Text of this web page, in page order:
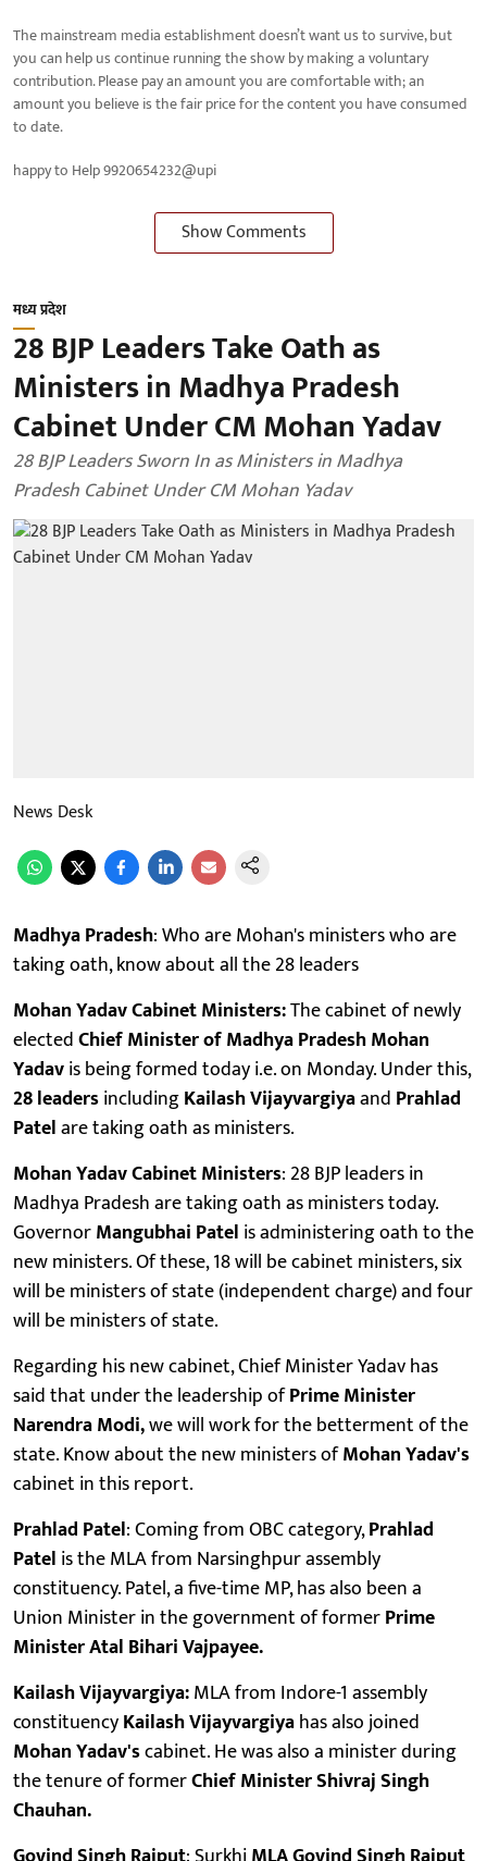
The mainstream media establishment doesn’t want us to survive, but
you can help us continue running the show by making a voluntary
contribution. Please pay an amount you are comfortable with; an
amount you believe is the fair price for the content you have consumed
to date.
happy to Help 9920654232@upi
Show Comments
मध्य प्रदेश
28 BJP Leaders Take Oath as
Ministers in Madhya Pradesh
Cabinet Under CM Mohan Yadav
28 BJP Leaders Sworn In as Ministers in Madhya
Pradesh Cabinet Under CM Mohan Yadav
News Desk
Madhya Pradesh: Who are Mohan's ministers who are
taking oath, know about all the 28 leaders
Mohan Yadav Cabinet Ministers:The cabinet of newly
electedChiefMinister of Madhya Pradesh Mohan
Yadavis being formed today i.e. on Monday. Under this,
28 leadersincludingKailash Vijayvargiyaand Prahlad
Patelare taking oath as ministers.
Mohan Yadav Cabinet Ministers: 28 BJP leaders in
Madhya Pradesh are taking oath as ministers today.
GovernorMangubhai Patel is administering oath to the
new ministers. Of these, 18 will be cabinet ministers, six
will be ministers of state (independent charge) and four
will be ministers of state.
Regarding his new cabinet, Chief Minister Yadav has
said that under the leadership ofPrime Minister
Narendra Modi,we will work for the betterment of the
state. Know about the new ministers ofMohan Yadav's
cabinet in this report.
Prahlad Patel: Coming from OBC category,Prahlad
Patel is the MLA from Narsinghpur assembly
constituency. Patel, a five-time MP, has also been a
Union Minister in the government of formerPrime
Minister Atal Bihari Vajpayee.
Kailash Vijayvargiya:MLA from Indore-1 assembly
constituencyKailashVijayvargiyahas also joined
Mohan Yadav'scabinet. He was also a minister during
the tenure of formerChief Minister Shivraj Singh
Chauhan.